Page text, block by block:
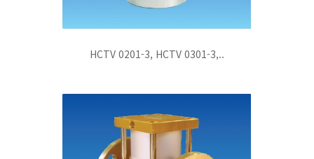
HCTV 0201-3, HCTV 0301-3,..